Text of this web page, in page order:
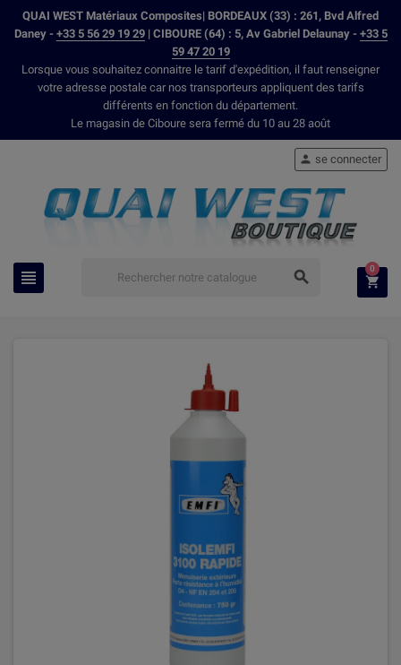
QUAI WEST Matériaux Composites| BORDEAUX (33) : 261, Bvd Alfred
Daney - +33 5 56 29 19 29| CIBOURE (64) : 5, Av Gabriel Delaunay - +33 5
59 47 20 19
Lorsque vous souhaitez connaitre le tarif d'expédition, il faut renseigner
votre adresse postale car nos transporteurs appliquent des tarifs
différents en fonction du département.
Le magasin de Ciboure sera fermé du 10 au 28 août
 
 se connecter

0